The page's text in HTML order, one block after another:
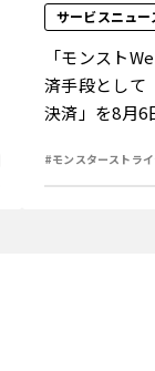
サービスニュー
「モンスト
済手段として
決済」を8月6
#モンスターストラ